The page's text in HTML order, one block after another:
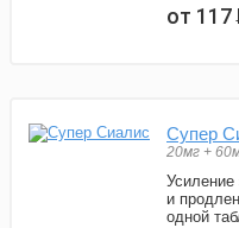
от 117
Супер
20мг +
Усиление
и
одной